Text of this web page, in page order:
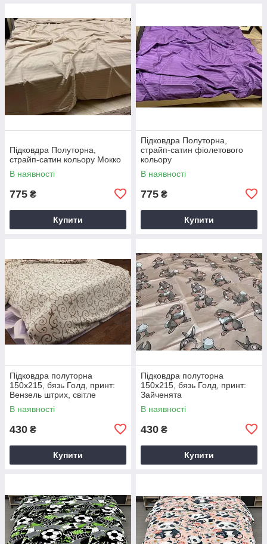
Підковдра Полуторна,
страйп-сатин кольору Мокко
В наявності
775 ₴
Купити
Підковдра Полуторна,
страйп-сатин фіолетового
кольору
В наявності
775 ₴
Купити
Підковдра полуторна
150х215, бязь Голд, принт:
Вензель штрих, світле
В наявності
430 ₴
Купити
Підковдра полуторна
150х215, бязь Голд, принт:
Зайченята
В наявності
430 ₴
Купити